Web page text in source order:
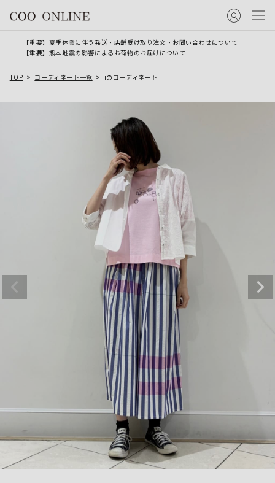
【重要】夏季休業に伴う発送・店舗受け取り注文・お問い合わせについて
【重要】熊本地震の影響によるお荷物のお届けについて
TOP コーディネート一覧 iのコーディネート